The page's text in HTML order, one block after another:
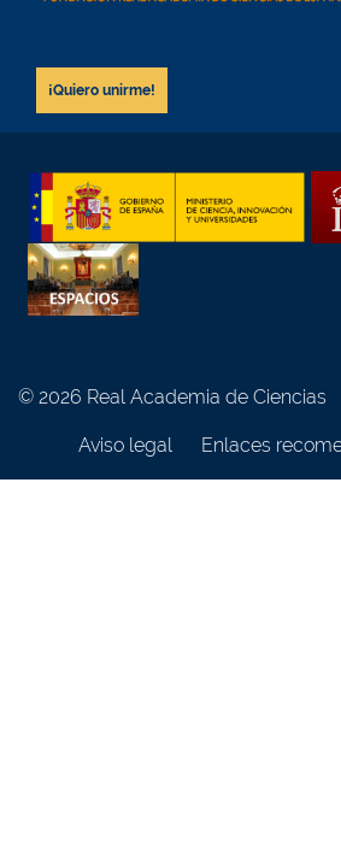
¡Quiero unirme!
© 2026 Real Academia de Ciencias
Aviso legal Enlaces